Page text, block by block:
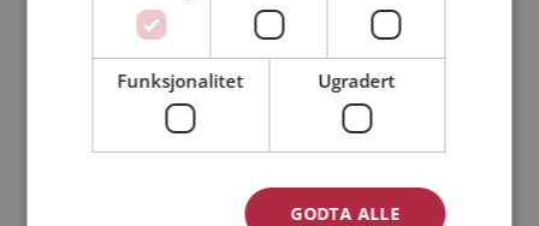
Jeg er en: Mann Kvinne
Min alder:
Funksjonalitet Ugradert
GODTA ALLE